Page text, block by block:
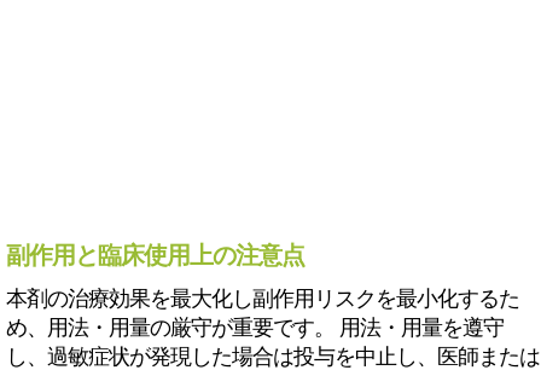
副作用と臨床使用上の注意点
本剤の治療効果を最大化し副作用リスクを最小化するた
め、用法・用量の厳守が重要です。 用法・用量を遵守
し、過敏症状が発現した場合は投与を中止し、医師または